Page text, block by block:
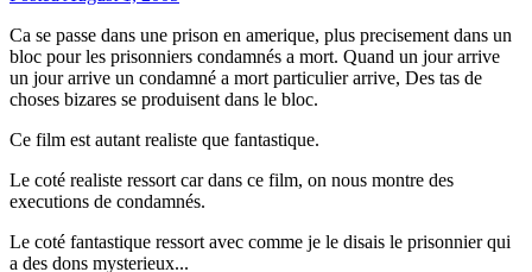
Ca se passe dans une prison en amerique, plus precisement dans un
bloc pour les prisonniers condamnés a mort. Quand un jour arrive
un jour arrive un condamné a mort particulier arrive, Des tas de
choses bizares se produisent dans le bloc.
Ce film est autant realiste que fantastique.
Le coté realiste ressort car dans ce film, on nous montre des
executions de condamnés.
Le coté fantastique ressort avec comme je le disais le prisonnier qui
a des dons mysterieux...